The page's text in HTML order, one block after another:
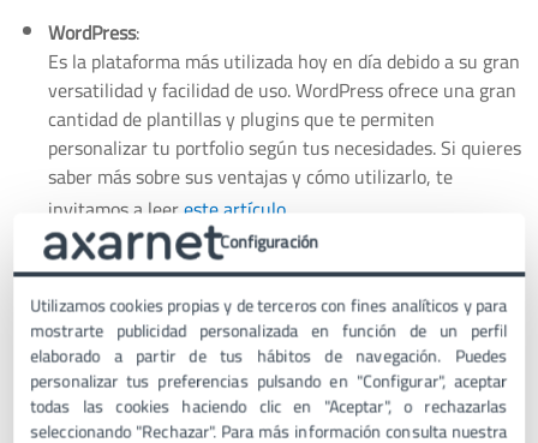
WordPress:
Es la plataforma más utilizada hoy en día debido a su gran
versatilidad y facilidad de uso. WordPress ofrece una gran
cantidad de plantillas y plugins que te permiten
personalizar tu portfolio según tus necesidades. Si quieres
saber más sobre sus ventajas y cómo utilizarlo, te
invitamos a leereste artículo
Joomla:
Aunque no es tan popular como WordPress, lo fue en su
momento, Joomla también es una opción muy interesante
para crear tu portfolio. Ofrece características avanzadas y
es ideal para aquellos que buscan una plataforma más
estructurada. Puedes obtener más información sobre
Joomlaaquí.
Configuración
Utilizamos cookies propias y de terceros con fines analíticos y para
mostrarte publicidad personalizada en función de un perfil
elaborado a partir de tus hábitos de navegación. Puedes
personalizar tus preferencias pulsando en "Configurar", aceptar
todas las cookies haciendo clic en "Aceptar", o rechazarlas
seleccionando "Rechazar". Para más información consulta nuestra